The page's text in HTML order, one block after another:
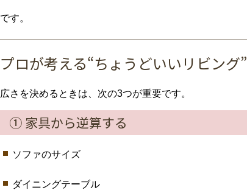
です。
プロが考える“ちょうどいい リビング”
広さ を決める とき は、 次の3つが重要です。
① 家具から逆算する
ソファのサイズ
ダイニングテーブル